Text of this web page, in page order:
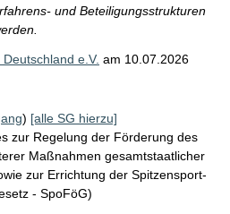
und Beteiligungsstrukturen
e.V. am 10.07.2026
) [alle SG hierzu]
zur Regelung der Förderung des
Maßnahmen gesamtstaatlicher
zur Errichtung der Spitzensport-
- SpoFöG)